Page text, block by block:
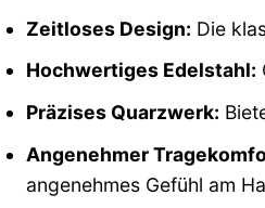
Zeitloses Design: Die
Hochwertiges Edelstahl:
Präzises Quarzwerk:
Angenehmer
angenehmes Gefühl am